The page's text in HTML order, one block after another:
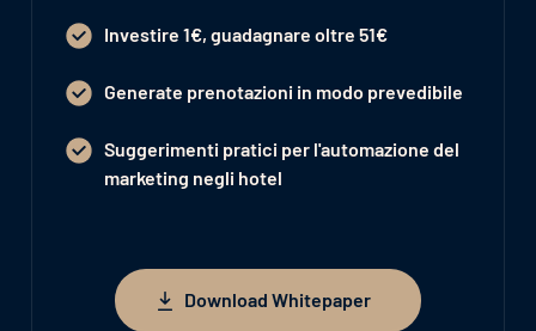
Investire 1€, guadagnare oltre 51€
Generate prenotazioni in modo prevedibile
Suggerimenti pratici per l'automazione del
marketing negli hotel
Download Whitepaper
Download Whitepaper